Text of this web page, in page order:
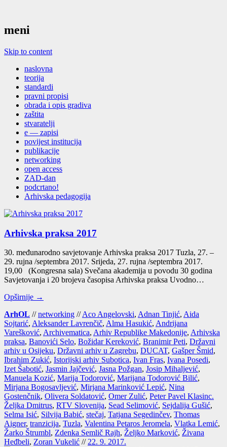
meni
Skip to content
naslovna
teorija
standardi
pravni propisi
obrada i opis gradiva
zaštita
stvaratelji
e — zapisi
povijest institucija
publikacije
networking
open access
ZAD-dan
podcrtano!
Arhivska pedagogija
Arhivska praksa 2017
30. među­na­rod­no savje­to­va­nje Arhiv­ska prak­sa 2017 Tuz­la, 27. –
29. ruj­na /septembra 2017. Sri­je­da, 27. ruj­na /septembra 2017.
19,00 (Kon­gres­na sala) Sve­ča­na aka­de­mi­ja u povo­du 30 godi­na
Savje­to­va­nja i 20 bro­je­va časo­pi­sa Arhiv­ska prak­sa Uvod­no…
Opširnije →
ArhOL // networking // Aco Angelovski, Adnan Tinjić, Aida
Sojtarić, Aleksander Lavrenčič, Alma Hasukić, Andrijana
Varešković, Archivematica, Arhiv Republike Makedonije, Arhivska
praksa, Banovići Selo, Božidar Kereković, Branimir Peti, Državni
arhiv u Osijeku, Državni arhiv u Zagrebu, DUCAT, Gašper Šmid,
Ibrahim Zukić, Istorijski arhiv Subotica, Ivan Fras, Ivana Posedi,
Izet Šabotić, Jasmin Jajčević, Jasna Požgan, Josip Mihaljević,
Manuela Kozić, Marija Todorović, Marijana Todorović Bilić,
Mirjana Bogosavljević, Mirjana Marinković Lepić, Nina
Gostenčnik, Olivera Soldatović, Omer Zulić, Peter Pavel Klasinc.
Željka Dmitrus, RTV Slovenija, Sead Selimović, Sejdalija Gušić,
Selma Isić, Silvija Babić, stečaj, Tatjana Segedinčev, Thomas
Aigner, tranzicija, Tuzla, Valentina Petaros Jeromela, Vlatka Lemić,
Žarko Štrumbl, Zdenka Semlič Rajh, Željko Marković, Živana
Heđbeli, Zoran Vukelić // 22. 9. 2017.